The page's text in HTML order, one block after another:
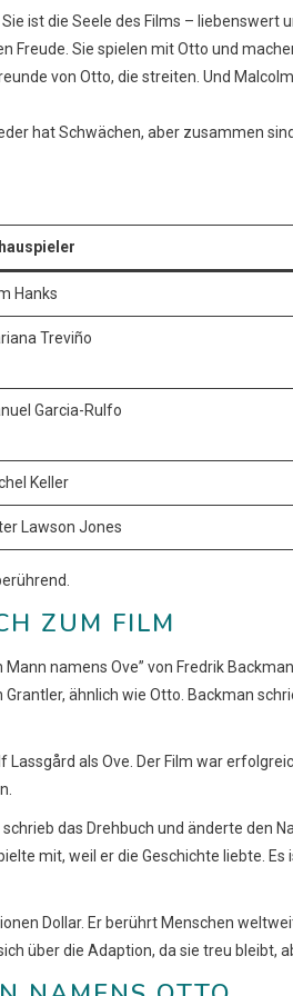
ist die Seele des Films – liebenswert
Freude. Sie spielen mit Otto und
von Otto, die streiten. Und
hat Schwächen, aber zusammen
Hanks
Treviño
Garcia-Rulfo
Keller
Lawson Jones
ZUM FILM
namens Ove” von Fredrik
ähnlich wie Otto. Backman
als Ove. Der Film war
das Drehbuch und änderte den
mit, weil er die Geschichte liebte.
Dollar. Er berührt Menschen
über die Adaption, da sie treu bleibt,